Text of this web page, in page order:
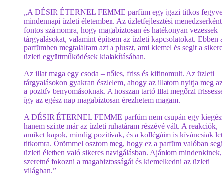
„A DÉSIR ÉTERNEL FEMME parfüm egy igazi titkos
mindennapi üzleti életemben. Az üzletfejlesztési menedzserként
fontos számomra, hogy magabiztosan és hatékonyan vezessek
tárgyalásokat, valamint építsem az üzleti kapcsolatokat. Ebben
parfümben megtaláltam azt a pluszt, ami kiemel és segít a
üzleti együttműködések kialakításában.
Az illat maga egy csoda – nőies, friss és kifinomult. Az üzleti
tárgyalásokon gyakran észlelem, ahogy az illatom nyitja meg
a pozitív benyomásoknak. A hosszan tartó illat megőrzi
így az egész nap magabiztosan érezhetem magam.
A DÉSIR ÉTERNEL FEMME parfüm nem csupán egy
hanem szinte már az üzleti ruhatáram részévé vált. A reakciók,
amiket kapok, mindig pozitívak, és a kollégáim is kíváncsiak
titkomra. Örömmel osztom meg, hogy ez a parfüm valóban
üzleti életben való sikeres navigálásban. Ajánlom
szeretné fokozni a magabiztosságát és kiemelkedni az üzleti
világban.”